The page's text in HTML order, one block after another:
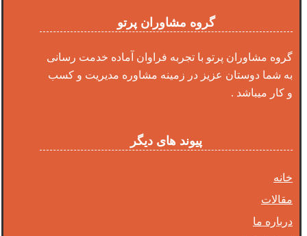
گروه مشاوران پرتو
گروه مشاوران پرتو با تجربه فراوان آماده خدمت رسانی
به شما دوستان عزیز در زمینه مشاوره مدیریت و کسب
و کار میباشد .
پیوند های دیگر
خانه
مقالات
درباره ما